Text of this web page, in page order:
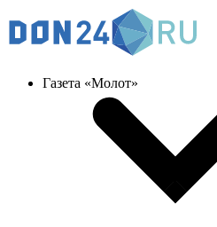
Газета «Молот»